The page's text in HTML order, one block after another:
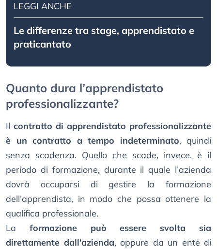
LEGGI ANCHE
Le differenze tra stage, apprendistato e
praticantato
Quanto dura l’apprendistato
professionalizzante?
Il contratto di apprendistato professionalizzante
è un contratto a tempo indeterminato, quindi
senza scadenza. Quello che scade, invece, è il
periodo di formazione, durante il quale l’azienda
dovrà occuparsi di gestire la formazione
dell’apprendista, in modo che possa ottenere la
qualifica professionale.
La formazione può essere svolta sia
direttamente dall’azienda, oppure da un ente di